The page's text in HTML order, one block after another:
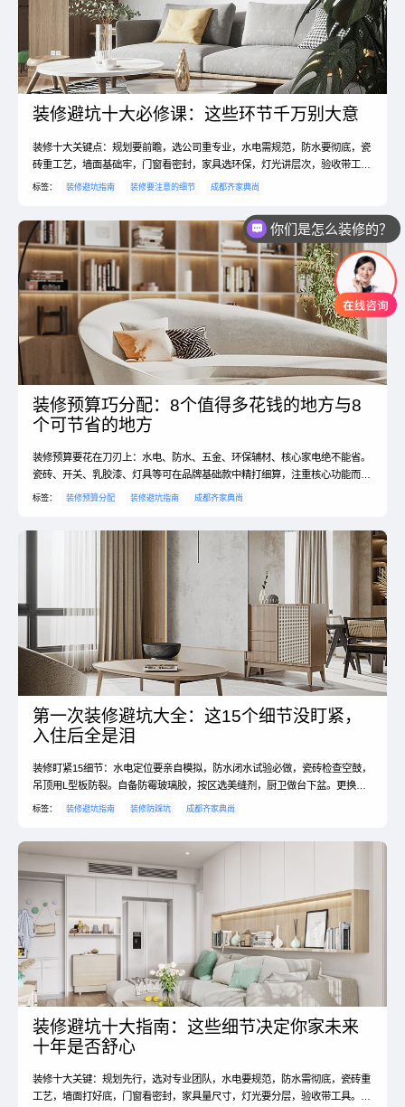
装修避坑十大必修课：这些环节千万别大意
装修十大关键点：规划要前瞻，选公司重专业，水电需规范，防水要彻底，瓷
砖重工艺，墙面基础牢，门窗看密封，家具选环保，灯光讲层次，验收带工
具。#装修避坑 #齐家典尚
标签： 装修避坑指南 装修要注意的细节 成都齐家典尚
装修预算巧分配：8个值得多花钱的地方与8
个可节省的地方
装修预算要花在刀刃上：水电、防水、五金、环保辅材、核心家电绝不能省。
瓷砖、开关、乳胶漆、灯具等可在品牌基础款中精打细算，注重核心功能而非
复杂装饰。#装修预算 #避坑指南
标签： 装修预算分配 装修避坑指南 成都齐家典尚
第一次装修避坑大全：这15个细节没盯紧，
入住后全是泪
装修盯紧15细节：水电定位要亲自模拟，防水闭水试验必做，瓷砖检查空鼓，
吊顶用L型板防裂。自备防霉玻璃胶，按区选美缝剂，厨卫做台下盆。更换止
逆阀，包好下水管隔音，做好成品保护。#装修避坑 #血泪经验
标签： 装修避坑指南 装修防踩坑 成都齐家典尚
装修避坑十大指南：这些细节决定你家未来
十年是否舒心
装修十大关键：规划先行，选对专业团队，水电要规范，防水需彻底，瓷砖重
工艺，墙面打好底，门窗看密封，家具量尺寸，灯光要分层，验收带工具。细
你们是怎么装修的？